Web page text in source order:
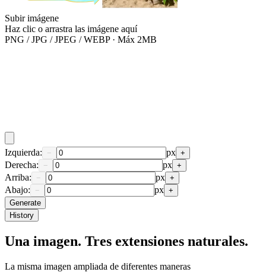
Subir imágene
Haz clic o arrastra las imágene aquí
PNG / JPG / JPEG / WEBP · Máx 2MB
Izquierda: − px +
Derecha: − px +
Arriba: − px +
Abajo: − px +
Generate
History
Una imagen. Tres extensiones naturales.
La misma imagen ampliada de diferentes maneras